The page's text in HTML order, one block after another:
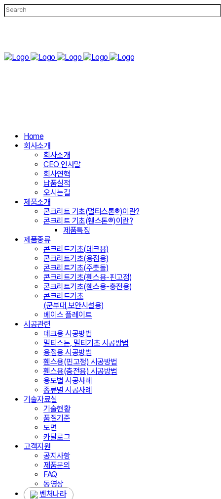
Home
회사소개
회사소개
CEO 인사말
회사연혁
납품실적
오시는길
제품소개
콘크리트 기초(멀티스톤®)이란?
콘크리트 기초(휀스톤®)이란?
제품특징
제품종류
콘크리트기초(데크용)
콘크리트기초(용접용)
콘크리트기초(주춧돌)
콘크리트기초(휀스용-핀고정)
콘크리트기초(휀스용-충전용)
콘크리트기초
(군부대,보안시설용)
베이스 플레이트
시공관련
데크용 시공방법
멀티스톤, 멀티기초 시공방법
용접용 시공방법
휀스용(핀고정) 시공방법
휀스용(충전용) 시공방법
용도별 시공사례
종류별 시공사례
기술자료실
기술현황
품질기준
도면
카달로그
고객지원
공지사항
제품문의
FAQ
동영상
벤처나라